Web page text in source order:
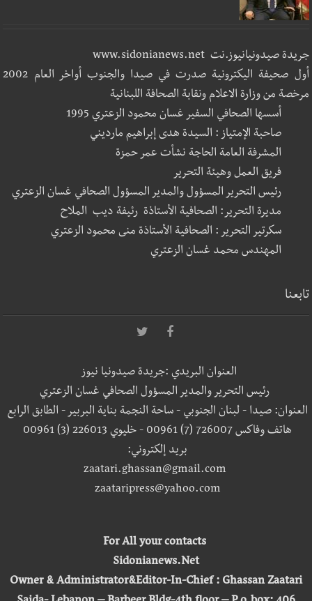
جريدة صيدونيانيوز.نت www.sidonianews.net
أول صحيفة اليكترونية صدرت في صيدا والجنوب أواخر العام 2002
مرخصة من وزارة الاعلام ونقابة الصحافة اللبنانية
أسسها الصحافي السفير غسان محمود الزعتري 1995
صاحبة الإمتياز : السيدة هدى إبراهيم مارديني
المشرفة العامة الحاجة نشأت عمر حمزة
فريق العمل وهيئة التحرير
رئيس التحرير المسؤول والمدير المسؤول الصحافي غسان الزعتري
مديرة التحرير: الصحافية الأستاذة رئيفة ديب الملاح
سكرتير التحرير : الصحافية الأستاذة منى محمود الزعتري
المهندس محمد غسان الزعتري
تابعنا
العنوان البريدي :جريدة صيدونيا نيوز
رئيس التحرير والمدير المسؤول الصحافي غسان الزعتري
العنوان: صيدا - لبنان الجنوبي - ساحة النجمة بناية البربير - الطابق الرابع
هاتف وفاكس 726007 (7) 00961 - خليوي 226013 (3) 00961
بريد إلكتروني:
zaatari.ghassan@gmail.com
zaataripress@yahoo.com
For All your contacts
Sidonianews.Net
Owner & Administrator&Editor-In-Chief : Ghassan Zaatari